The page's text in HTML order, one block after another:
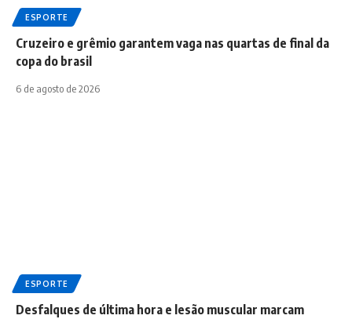
ESPORTE
Cruzeiro e grêmio garantem vaga nas quartas de final da
copa do brasil
6 de agosto de 2026
ESPORTE
Desfalques de última hora e lesão muscular marcam